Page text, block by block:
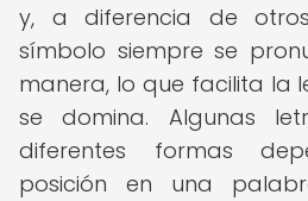
y, a diferencia de
símbolo siempre se
manera, lo que facilita la
se domina. Algunas
diferentes formas
posición en una